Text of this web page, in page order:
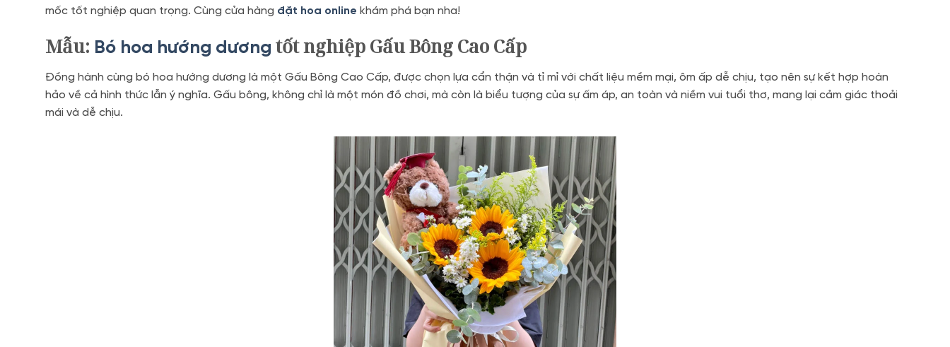
mốc tốt nghiệp quan trọng. Cùng cửa hàng đặt hoa online khám phá bạn nha!
Mẫu: Bó hoa hướng dương tốt nghiệp Gấu Bông Cao Cấp
Đồng hành cùng bó hoa hướng dương là một Gấu Bông Cao Cấp, được chọn lựa cẩn thận và tỉ mỉ với chất liệu mềm mại, ôm ấp dễ chịu, tạo nên sự kết hợp hoàn
hảo về cả hình thức lẫn ý nghĩa. Gấu bông, không chỉ là một món đồ chơi, mà còn là biểu tượng của sự ấm áp, an toàn và niềm vui tuổi thơ, mang lại cảm giác thoải
mái và dễ chịu.